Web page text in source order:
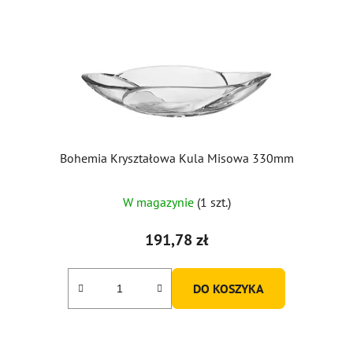
Bohemia Kryształowa Kula Misowa 330mm
W magazynie (1 szt.)
191,78 zł
DO KOSZYKA